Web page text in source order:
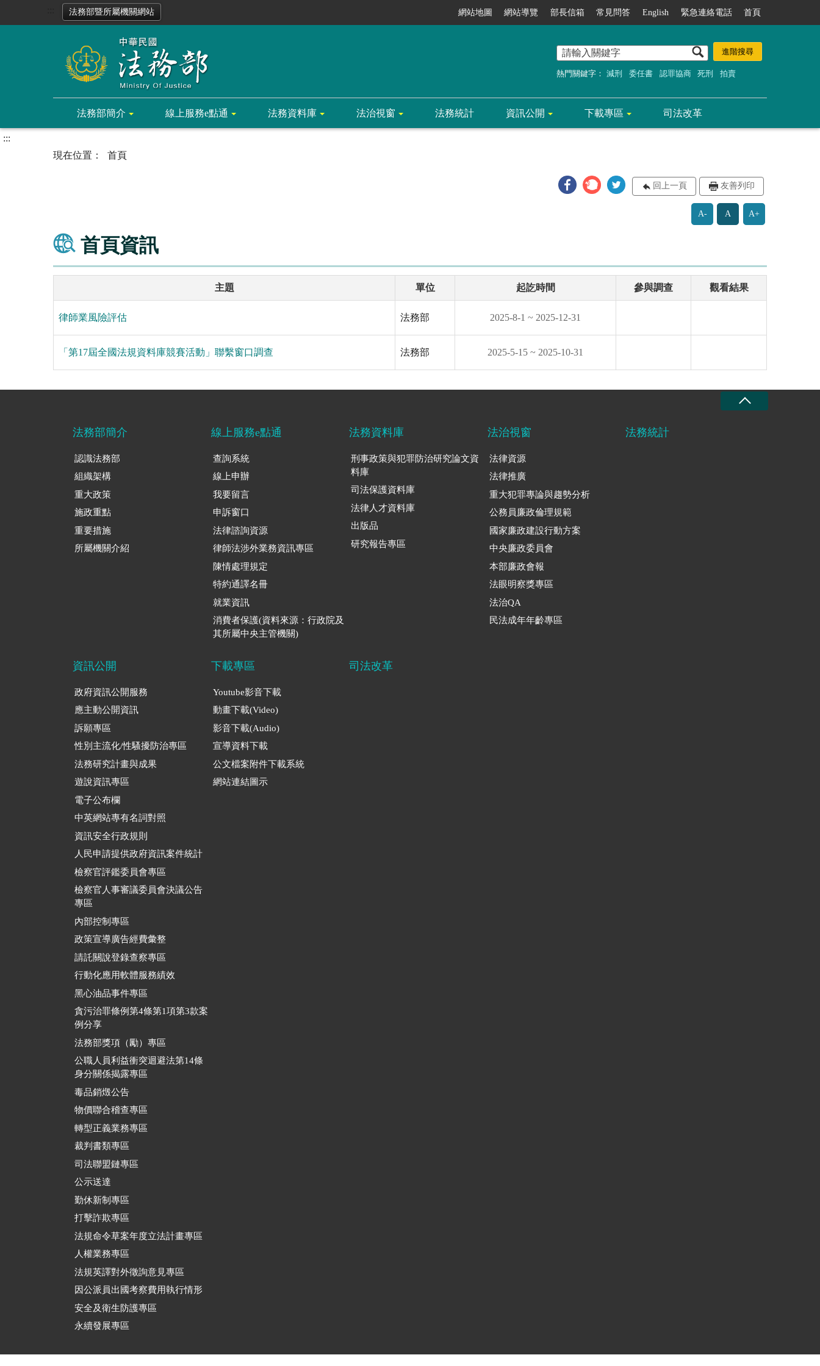
法務部暨所屬機關網站 網站地圖 網站導覽 部長信箱 常見問答 English 緊急連絡電話 首頁
熱門關鍵字： 減刑 委任書 認罪協商 死刑 拍賣
法務部簡介 線上服務e點通 法務資料庫 法治視窗 法務統計 資訊公開 下載專區 司法改革
:::
首頁
回上一頁 友善列印
A- A A+
首頁資訊
主題 單位 起訖時間 參與調查 觀看結果
律師業風險評估 法務部 2025-8-1 ~ 2025-12-31
「第17屆全國法規資料庫競賽活動」聯繫窗口調查 法務部 2025-5-15 ~ 2025-10-31
法務部簡介
認識法務部
組織架構
重大政策
施政重點
重要措施
所屬機關介紹
線上服務e點通
查詢系統
線上申辦
我要留言
申訴窗口
法律諮詢資源
律師法涉外業務資訊專區
陳情處理規定
特約通譯名冊
就業資訊
消費者保護(資料來源：行政院及
其所屬中央主管機關)
法務資料庫
刑事政策與犯罪防治研究論文資
料庫
司法保護資料庫
法律人才資料庫
出版品
研究報告專區
法治視窗
法律資源
法律推廣
重大犯罪專論與趨勢分析
公務員廉政倫理規範
國家廉政建設行動方案
中央廉政委員會
本部廉政會報
法眼明察獎專區
法治QA
民法成年年齡專區
法務統計
資訊公開
政府資訊公開服務
應主動公開資訊
訴願專區
性別主流化/性騷擾防治專區
法務研究計畫與成果
遊說資訊專區
電子公布欄
中英網站專有名詞對照
資訊安全行政規則
人民申請提供政府資訊案件統計
檢察官評鑑委員會專區
檢察官人事審議委員會決議公告
專區
內部控制專區
政策宣導廣告經費彙整
請託關說登錄查察專區
行動化應用軟體服務績效
黑心油品事件專區
貪污治罪條例第4條第1項第3款案
例分享
法務部獎項（勵）專區
公職人員利益衝突迴避法第14條
身分關係揭露專區
毒品銷燬公告
物價聯合稽查專區
轉型正義業務專區
裁判書類專區
司法聯盟鏈專區
公示送達
勤休新制專區
打擊詐欺專區
法規命令草案年度立法計畫專區
人權業務專區
法規英譯對外徵詢意見專區
因公派員出國考察費用執行情形
安全及衛生防護專區
永續發展專區
下載專區
Youtube影音下載
動畫下載(Video)
影音下載(Audio)
宣導資料下載
公文檔案附件下載系統
網站連結圖示
司法改革